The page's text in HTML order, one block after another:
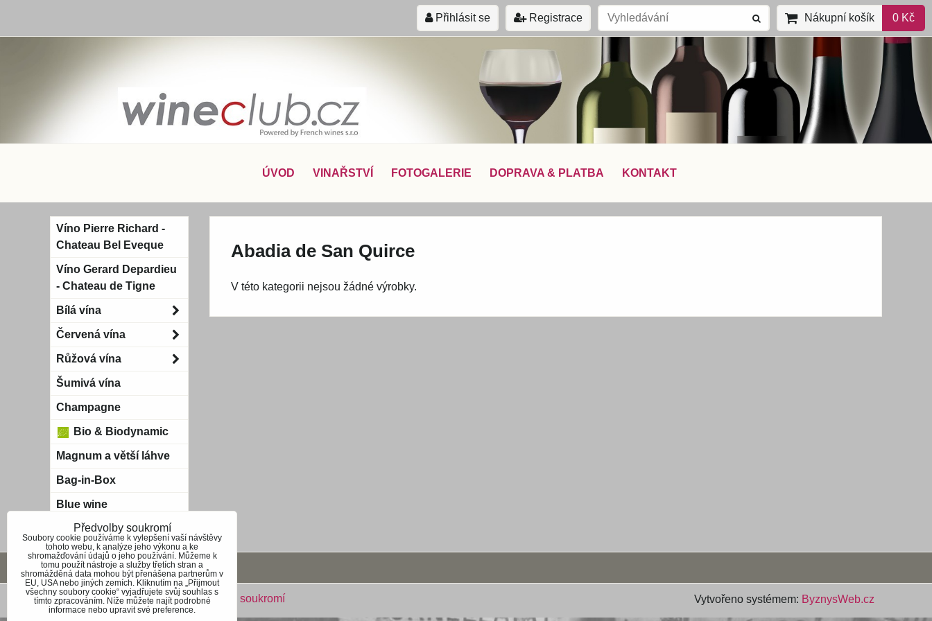
Přihlásit se Registrace Nákupní košík 0 Kč
ÚVOD VINAŘSTVÍ FOTOGALERIE DOPRAVA & PLATBA KONTAKT
Abadia de San Quirce
V této kategorii nejsou žádné výrobky.
Víno Pierre Richard -
Chateau Bel Eveque
Víno Gerard Depardieu
- Chateau de Tigne
Bílá vína
Červená vína
Růžová vína
Šumivá vína
Champagne
Bio & Biodynamic
Magnum a větší láhve
Bag-in-Box
Blue wine
Obchodní podmínky
Předvolby soukromí Zásady ochrany soukromí Vytvořeno systémem: ByznysWeb.cz
Předvolby soukromí
Soubory cookie používáme k vylepšení vaší návštěvy
tohoto webu, k analýze jeho výkonu a ke
shromažďování údajů o jeho používání. Můžeme k
tomu použít nástroje a služby třetích stran a
shromážděná data mohou být přenášena partnerům v
EU, USA nebo jiných zemích. Kliknutím na „Přijmout
všechny soubory cookie“ vyjadřujete svůj souhlas s
tímto zpracováním. Níže můžete najít podrobné
informace nebo upravit své preference.